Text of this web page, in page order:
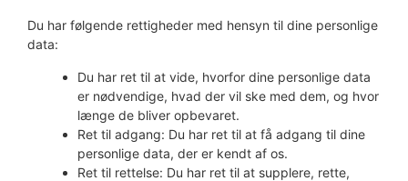
Du har følgende rettigheder med hensyn til dine personlige
data:
Du har ret til at vide, hvorfor dine personlige data
er nødvendige, hvad der vil ske med dem, og hvor
længe de bliver opbevaret.
Ret til adgang: Du har ret til at få adgang til dine
personlige data, der er kendt af os.
Ret til rettelse: Du har ret til at supplere, rette,